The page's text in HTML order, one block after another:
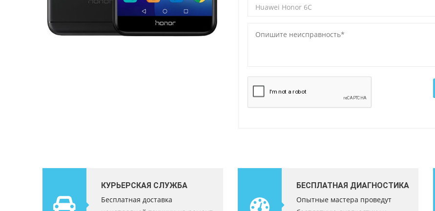
КУРЬЕРСКАЯ СЛУЖБА
Бесплатная доставка
БЕСПЛАТНАЯ ДИАГНОСТИКА
Опытные мастера проведут